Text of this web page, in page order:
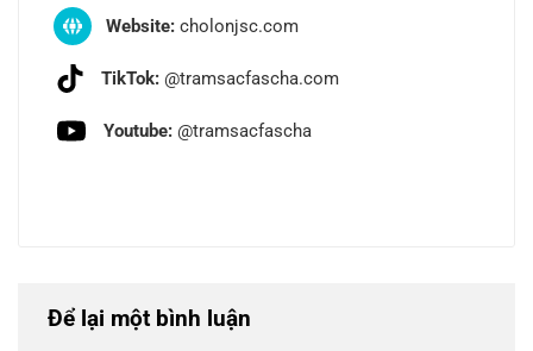
Website: cholonjsc.com
TikTok: @tramsacfascha.com
Youtube: @tramsacfascha
Để lại một bình luận